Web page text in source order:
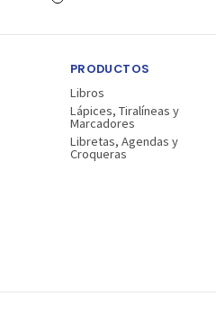
PRODUCTOS
Libros
Lápices, Tiralíneas y
Marcadores
Libretas, Agendas y
Croqueras